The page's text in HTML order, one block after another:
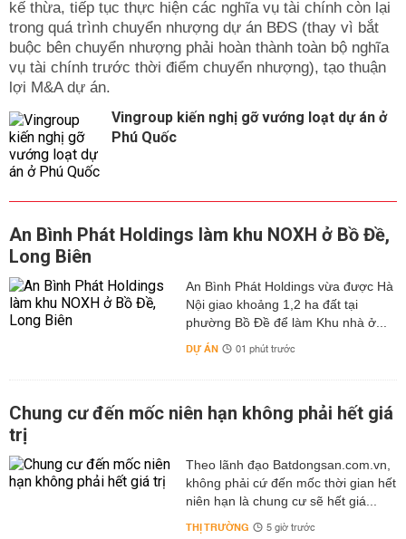
kế thừa, tiếp tục thực hiện các nghĩa vụ tài chính còn lại
trong quá trình chuyển nhượng dự án BĐS (thay vì bắt
buộc bên chuyển nhượng phải hoàn thành toàn bộ nghĩa
vụ tài chính trước thời điểm chuyển nhượng), tạo thuận
lợi M&A dự án.
Vingroup kiến nghị gỡ vướng loạt dự án ở
Phú Quốc
An Bình Phát Holdings làm khu NOXH ở Bồ Đề,
Long Biên
An Bình Phát Holdings vừa được Hà
Nội giao khoảng 1,2 ha đất tại
phường Bồ Đề để làm Khu nhà ở...
DỰ ÁN 01 phút trước
Chung cư đến mốc niên hạn không phải hết giá
trị
Theo lãnh đạo Batdongsan.com.vn,
không phải cứ đến mốc thời gian hết
niên hạn là chung cư sẽ hết giá...
THỊ TRƯỜNG 5 giờ trước